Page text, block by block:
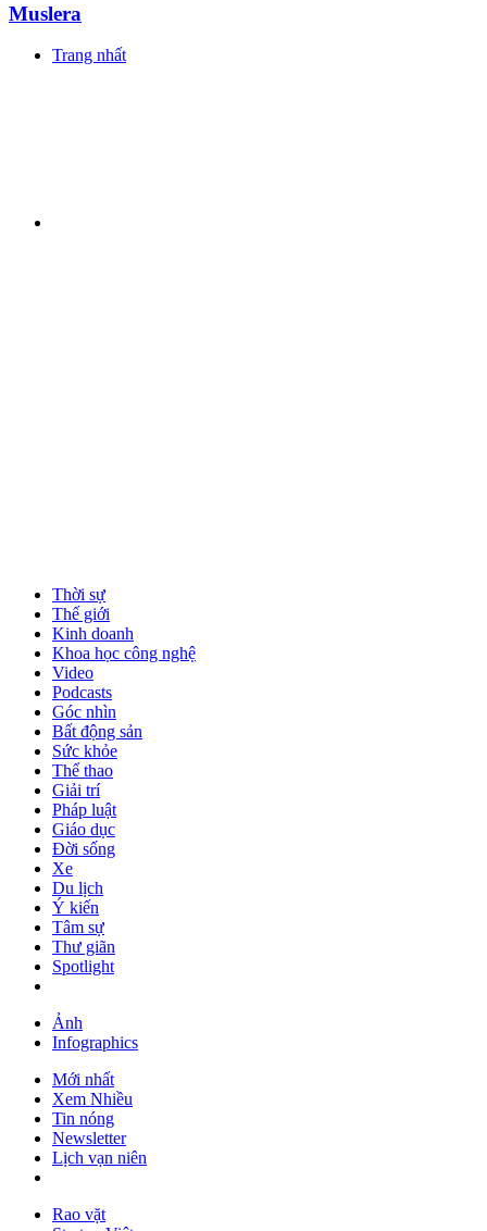
Muslera
Trang nhất
Thời sự
Thế giới
Kinh doanh
Khoa học công nghệ
Video
Podcasts
Góc nhìn
Bất động sản
Sức khỏe
Thể thao
Giải trí
Pháp luật
Giáo dục
Đời sống
Xe
Du lịch
Ý kiến
Tâm sự
Thư giãn
Spotlight
Ảnh
Infographics
Mới nhất
Xem Nhiều
Tin nóng
Newsletter
Lịch vạn niên
Rao vặt